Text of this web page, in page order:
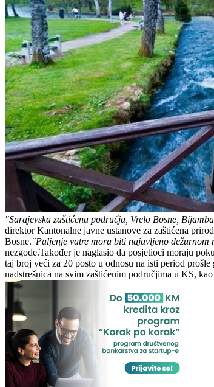
"Sarajevska zaštićena područja, Vrelo Bosne,
direktor Kantonalne javne ustanove za zaštićena
Bosne."Paljenje vatre mora biti najavljeno
nezgode.Također je naglasio da posjetioci moraju
taj broj veći za 20 posto u odnosu na isti period
nadstrešnica na svim zaštićenim područjima u KS,